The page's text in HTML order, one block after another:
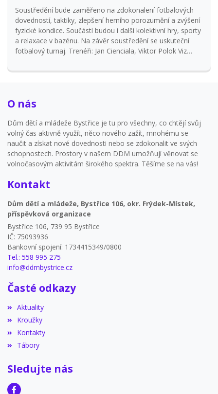
Soustředění bude zaměřeno na zdokonalení fotbalových
dovedností, taktiky, zlepšení herního porozumění a zvýšení
fyzické kondice. Součástí budou i další kolektivní hry, sporty
a relaxace v bazénu. Na závěr soustředění se uskuteční
fotbalový turnaj. Trenéři: Jan Cienciala, Viktor Polok Viz
O nás
Dům dětí a mládeže Bystřice je tu pro všechny, co chtějí svůj
volný čas aktivně využít, něco nového zažít, mnohému se
naučit a získat nové dovednosti nebo se zdokonalit ve svých
schopnostech. Prostory v našem DDM umožňují věnovat se
volnočasovým aktivitám širokého spektra. Těšíme se na vás!
Kontakt
Dům dětí a mládeže, Bystřice 106, okr. Frýdek-Místek,
příspěvková organizace
Bystřice 106, 739 95 Bystřice
IČ: 75093936
Bankovní spojení: 1734415349/0800
Tel.: 558 995 275
info@ddmbystrice.cz
Časté odkazy
Aktuality
Kroužky
Kontakty
Tábory
Sledujte nás